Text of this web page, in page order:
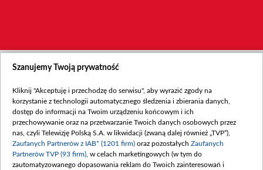
Szanujemy Twoją prywatność
Kliknij "Akceptuję i przechodzę do serwisu", aby wyrazić zgody na
korzystanie z technologii automatycznego śledzenia i zbierania danych,
dostęp do informacji na Twoim urządzeniu końcowym i ich
przechowywanie oraz na przetwarzanie Twoich danych osobowych przez
nas, czyli Telewizję Polską S.A. w likwidacji (zwaną dalej również „TVP”),
Zaufanych Partnerów z IAB* (1201 firm) oraz pozostałych Zaufanych
Partnerów TVP (93 firm) , w celach marketingowych (w tym do
zautomatyzowanego dopasowania reklam do Twoich zainteresowań i